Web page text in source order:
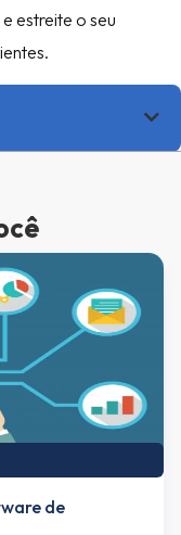
estreite o seu
de